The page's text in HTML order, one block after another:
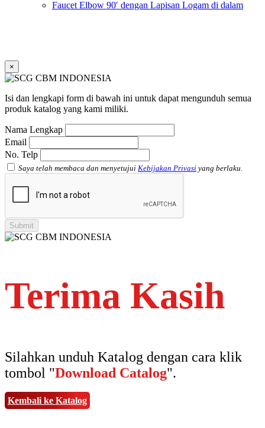
Faucet Elbow 90′ dengan Lapisan Logam di dalam
Plug SCG AW
Atap Akrilik Shinkolite Shade
Atap Akrilik Shinkolite Heat Cut
×
Isi dan lengkapi form di bawah ini untuk dapat mengunduh semua
produk katalog yang kami miliki.
Nama Lengkap
Email
No. Telp
Saya telah membaca dan menyetujui Kebijakan Privasi yang berlaku.
Terima Kasih
Silahkan unduh Katalog dengan cara klik
tombol "Download Catalog".
Kembali ke Katalog